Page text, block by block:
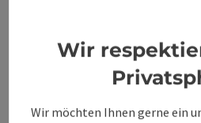
Joanneum
des Grimmings.
Wir
Wir möchten Ihnen gerne ein